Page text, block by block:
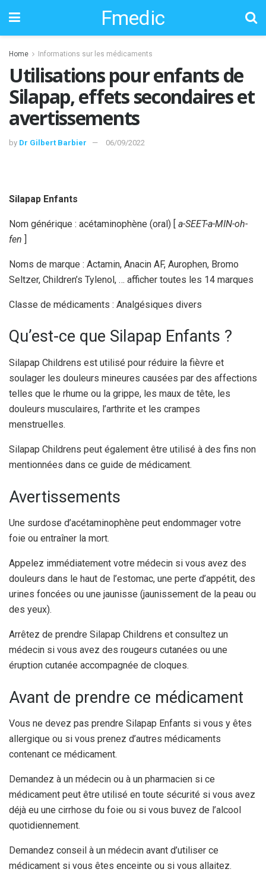
Fmedic
Home Informations sur les médicaments
Utilisations pour enfants de
Silapap, effets secondaires et
avertissements
by Dr Gilbert Barbier 06/09/2022
Silapap Enfants
Nom générique : acétaminophène (oral) [ a-SEET-a-MIN-oh-
fen ]
Noms de marque : Actamin, Anacin AF, Aurophen, Bromo
Seltzer, Children’s Tylenol, … afficher toutes les 14 marques
Classe de médicaments : Analgésiques divers
Qu’est-ce que Silapap Enfants ?
Silapap Childrens est utilisé pour réduire la fièvre et
soulager les douleurs mineures causées par des affections
telles que le rhume ou la grippe, les maux de tête, les
douleurs musculaires, l’arthrite et les crampes
menstruelles.
Silapap Childrens peut également être utilisé à des fins non
mentionnées dans ce guide de médicament.
Avertissements
Une surdose d’acétaminophène peut endommager votre
foie ou entraîner la mort.
Appelez immédiatement votre médecin si vous avez des
douleurs dans le haut de l’estomac, une perte d’appétit, des
urines foncées ou une jaunisse (jaunissement de la peau ou
des yeux).
Arrêtez de prendre Silapap Childrens et consultez un
médecin si vous avez des rougeurs cutanées ou une
éruption cutanée accompagnée de cloques.
Avant de prendre ce médicament
Vous ne devez pas prendre Silapap Enfants si vous y êtes
allergique ou si vous prenez d’autres médicaments
contenant ce médicament.
Demandez à un médecin ou à un pharmacien si ce
médicament peut être utilisé en toute sécurité si vous avez
déjà eu une cirrhose du foie ou si vous buvez de l’alcool
quotidiennement.
Demandez conseil à un médecin avant d’utiliser ce
médicament si vous êtes enceinte ou si vous allaitez.